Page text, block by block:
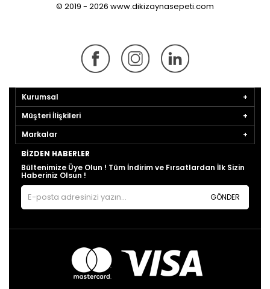
© 2019 - 2026 www.dikizaynasepeti.com
Kurumsal
Müşteri İlişkileri
Markalar
BIZDEN HABERLER
Bültenimize Üye Olun ! Tüm İndirim ve Fırsatlardan İlk Sizin
Haberiniz Olsun !
GÖNDER